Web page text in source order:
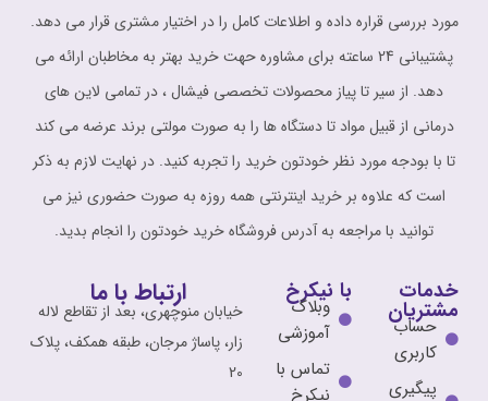
مورد بررسی قراره داده و اطلاعات کامل را در اختیار مشتری قرار می دهد.
پشتیبانی 24 ساعته برای مشاوره حهت خرید بهتر به مخاطبان ارائه می
دهد. از سیر تا پیاز محصولات تخصصی فیشال ، در تمامی لاین های
درمانی از قبیل مواد تا دستگاه ها را به صورت مولتی برند عرضه می کند
تا با بودجه مورد نظر خودتون خرید را تجربه کنید. در نهایت لازم به ذکر
است که علاوه بر خرید اینترنتی همه روزه به صورت حضوری نیز می
توانید با مراجعه به آدرس فروشگاه خرید خودتون را انجام بدید.
خدمات
مشتریان
حساب
کاربری
پیگیری
با نیکرخ
وبلاگ
آموزشی
تماس با
نیکرخ
ارتباط با ما
خیابان منوچهری، بعد از تقاطع لاله
زار، پاساژ مرجان، طبقه همکف، پلاک
20